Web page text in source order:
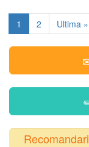
1 2 Ultima »